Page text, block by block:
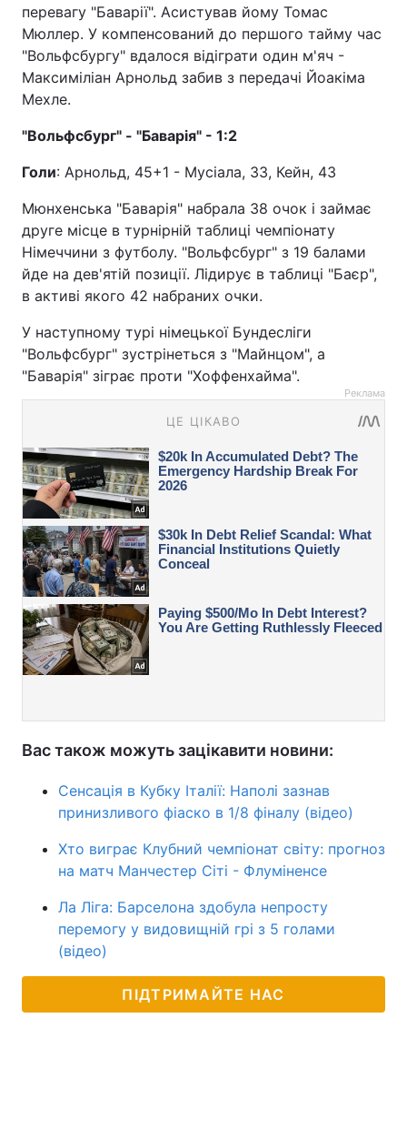
перевагу "Баварії". Асистував йому Томас
Мюллер. У компенсований до першого тайму час
"Вольфсбургу" вдалося відіграти один м'яч -
Максиміліан Арнольд забив з передачі Йоакіма
Мехле.
"Вольфсбург" - "Баварія" - 1:2
Голи: Арнольд, 45+1 - Мусіала, 33, Кейн, 43
Мюнхенська "Баварія" набрала 38 очок і займає
друге місце в турнірній таблиці чемпіонату
Німеччини з футболу. "Вольфсбург" з 19 балами
йде на дев'ятій позиції. Лідирує в таблиці "Баєр",
в активі якого 42 набраних очки.
У наступному турі німецької Бундесліги
"Вольфсбург" зустрінеться з "Майнцом", а
"Баварія" зіграє проти "Хоффенхайма".
Реклама
Вас також можуть зацікавити новини:
Сенсація в Кубку Італії: Наполі зазнав
принизливого фіаско в 1/8 фіналу (відео)
Хто виграє Клубний чемпіонат світу: прогноз
на матч Манчестер Сіті - Флуміненсе
Ла Ліга: Барселона здобула непросту
перемогу у видовищній грі з 5 голами
(відео)
ПІДТРИМАЙТЕ НАС